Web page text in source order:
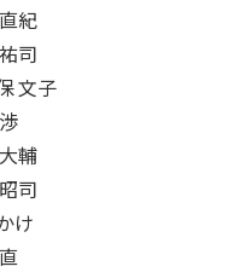
紀
司
文子
輔
司
け